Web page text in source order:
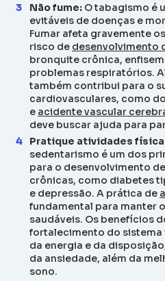
Não fume: O tabagismo é
evitáveis de doenças e
Fumar afeta gravemente
risco de desenvolvimento
bronquite crônica,
problemas respiratórios.
também contribui para o
cardiovasculares, como
e acidente vascular
deve buscar ajuda para
Pratique atividades
sedentarismo é um dos
para o desenvolvimento
crônicas, como diabetes
e depressão. A prática de
fundamental para manter
saudáveis. Os benefícios
fortalecimento do
da energia e da
da ansiedade, além da
sono.